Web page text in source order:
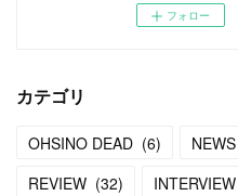
フォロー
カテゴリ
OHSINO DEAD (6) NEWS
REVIEW (32) INTERVIEW